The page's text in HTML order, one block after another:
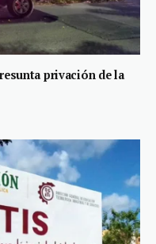
privación de la